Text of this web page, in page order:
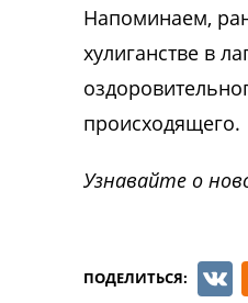
Напоминаем,
хулиганстве в
происходящего.
Узнавайте о
ПОДЕЛИТЬСЯ: